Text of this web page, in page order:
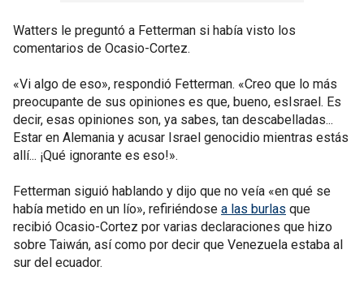
Watters le preguntó a Fetterman si había visto los
comentarios de Ocasio-Cortez.
«Vi algo de eso», respondió Fetterman. «Creo que lo más
preocupante de sus opiniones es que, bueno, esIsrael. Es
decir, esas opiniones son, ya sabes, tan descabelladas...
Estar en Alemania y acusar Israel genocidio mientras estás
allí... ¡Qué ignorante es eso!».
Fetterman siguió hablando y dijo que no veía «en qué se
había metido en un lío», refiriéndose a las burlas que
recibió Ocasio-Cortez por varias declaraciones que hizo
sobre Taiwán, así como por decir que Venezuela estaba al
sur del ecuador.